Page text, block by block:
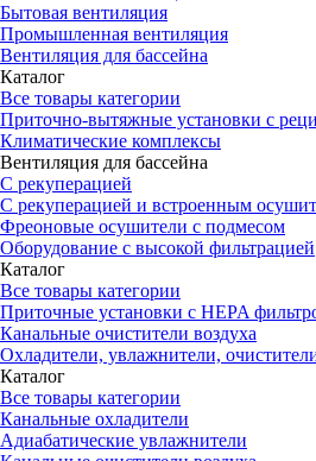
Бытовая вентиляция
Промышленная вентиляция
Вентиляция для бассейна
Каталог
Все товары категории
Приточно-вытяжные установки с
Климатические комплексы
Вентиляция для бассейна
С рекуперацией
С рекуперацией и встроенным
Фреоновые осушители с подмесом
Оборудование с высокой фильтрацией
Каталог
Все товары категории
Приточные установки c HEPA
Канальные очистители воздуха
Охладители, увлажнители,
Каталог
Все товары категории
Канальные охладители
Адиабатические увлажнители